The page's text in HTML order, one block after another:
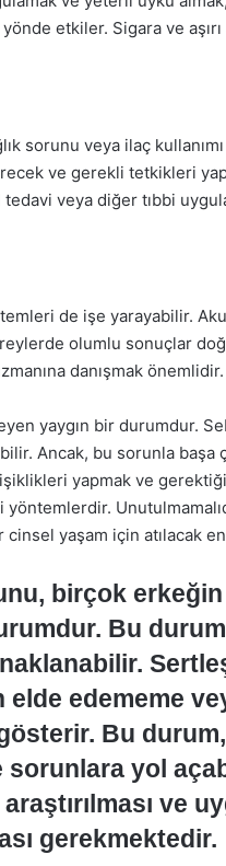
etkiler. Sigara ve
sorunu veya ilaç
ve gerekli tetkikleri
veya diğer tıbbi
de işe yarayabilir.
olumlu sonuçlar
danışmak önemlidir.
yaygın bir durumdur.
Ancak, bu sorunla başa
yapmak ve
yaşam için atılacak
birçok erkeğin
Bu
elde edememe
Bu
yol
ve
gerekmektedir.